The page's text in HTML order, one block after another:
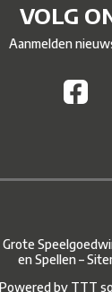
VOLG
Aanmelden
en Spellen –
Powered by TTT